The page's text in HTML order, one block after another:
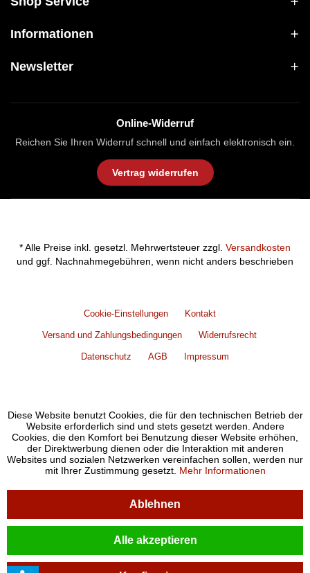
Informationen
Newsletter
Online-Widerruf
Reichen Sie Ihren Widerruf schnell und einfach elektronisch ein.
Vertrag widerrufen
* Alle Preise inkl. gesetzl. Mehrwertsteuer zzgl. Versandkosten
und ggf. Nachnahmegebühren, wenn nicht anders beschrieben
Cookie-Einstellungen Kontakt
Versand und Zahlungsbedingungen Widerrufsrecht
Datenschutz AGB Impressum
Diese Website benutzt Cookies, die für den technischen Betrieb der
Website erforderlich sind und stets gesetzt werden. Andere
Cookies, die den Komfort bei Benutzung dieser Website erhöhen,
der Direktwerbung dienen oder die Interaktion mit anderen
Websites und sozialen Netzwerken vereinfachen sollen, werden nur
mit Ihrer Zustimmung gesetzt. Mehr Informationen
Ablehnen
Alle akzeptieren